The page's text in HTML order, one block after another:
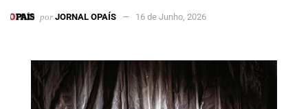
por JORNAL OPAÍS 16 de Junho, 2026